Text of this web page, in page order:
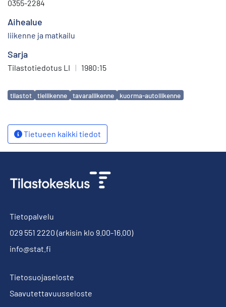
0355-2284
Aihealue
liikenne ja matkailu
Sarja
Tilastotiedotus LI | 1980:15
Avainsanat
tilastot tieliikenne tavaraliikenne kuorma-autoliikenne
Tietueen kaikki tiedot
Tietopalvelu
029 551 2220 (arkisin klo 9.00-16.00)
info@stat.fi
Tietosuojaseloste
Saavutettavuusseloste